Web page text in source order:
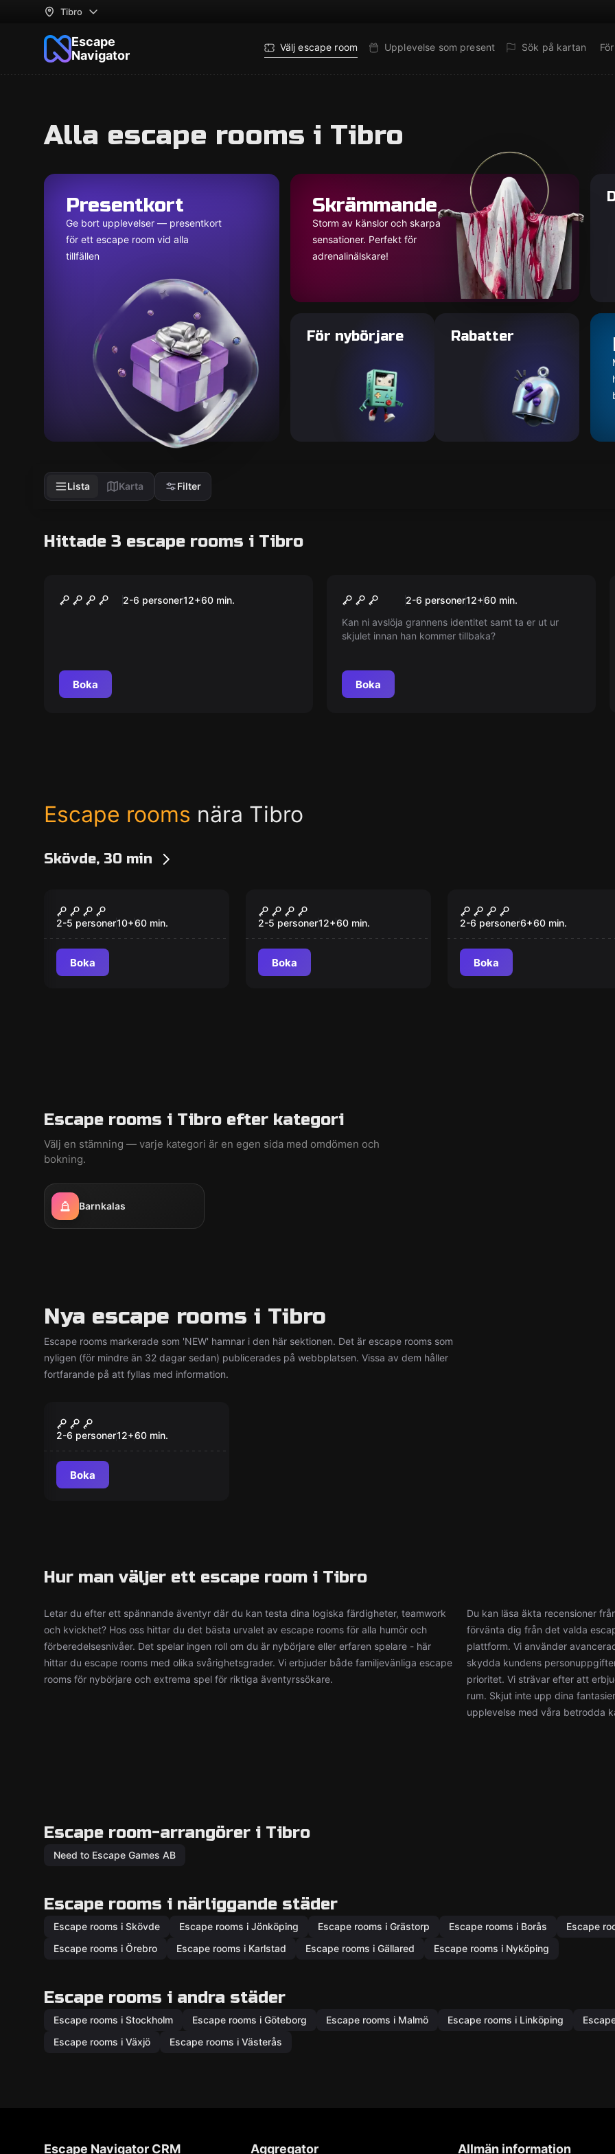
Tibro
Escape
Navigator
Välj escape room Upplevelse som present Sök på kartan
Alla escape rooms i Tibro
Presentkort
Ge bort upplevelser — presentkort
för ett escape room vid alla
tillfällen
Skrämmande
Storm av känslor och skarpa
sensationer. Perfekt för
adrenalinälskare!
För nybörjare Rabatter
Lista Karta Filter
Hittade 3 escape rooms i Tibro
Det hemliga boksällskapet
2-6 personer12+60 min.
Boka
Ny
Skjulet 2-6 personer12+60 min.
Kan ni avslöja grannens identitet samt ta er ut ur
skjulet innan han kommer tillbaka?
Boka
Escape rooms nära Tibro
Skövde, 30 min
Befria superhjältar
2-5 personer10+60 min.
Boka
Biografen
2-5 personer12+60 min.
Boka
Tidsresa
2-6 personer6+60 min.
Boka
Escape rooms i Tibro efter kategori
Välj en stämning — varje kategori är en egen sida med omdömen och
bokning.
Barnkalas
Nya escape rooms i Tibro
Escape rooms markerade som 'NEW' hamnar i den här sektionen. Det är escape rooms som
nyligen (för mindre än 32 dagar sedan) publicerades på webbplatsen. Vissa av dem håller
fortfarande på att fyllas med information.
Ny
Skjulet
2-6 personer12+60 min.
Boka
Hur man väljer ett escape room i Tibro
Letar du efter ett spännande äventyr där du kan testa dina logiska färdigheter, teamwork
och kvickhet? Hos oss hittar du det bästa urvalet av escape rooms för alla humör och
förberedelsesnivåer. Det spelar ingen roll om du är nybörjare eller erfaren spelare - här
hittar du escape rooms med olika svårighetsgrader. Vi erbjuder både familjevänliga escape
rooms för nybörjare och extrema spel för riktiga äventyrssökare.
Du kan läsa äkta recensioner
förvänta dig från det valda
plattform. Vi använder
skydda kundens
prioritet. Vi strävar efter att
rum. Skjut inte upp dina
upplevelse med våra betrodda
Escape room-arrangörer i Tibro
Need to Escape Games AB
Escape rooms i närliggande städer
Escape rooms i Skövde Escape rooms i Jönköping Escape rooms i Grästorp Escape rooms i Borås Escape
Escape rooms i Örebro
Escape rooms i Karlstad Escape rooms i Gällared Escape rooms i Nyköping
Escape rooms i andra städer
Escape rooms i Stockholm Escape rooms i Göteborg Escape rooms i Malmö Escape rooms i Linköping
Escape rooms i Växjö
Escape rooms i Västerås
Escape Navigator CRM Aggregator Allmän information